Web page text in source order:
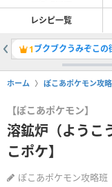
レシピ一覧
1ブクブクうみぞこ
ホーム ぽこあポケモン攻
【ぽこあポケモン】
溶鉱炉（ようこ
こポケ】
ぽこあポケモン攻略班